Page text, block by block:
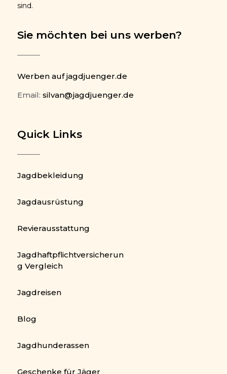
sind.
Sie möchten bei uns werben?
Werben auf jagdjuenger.de
Email: silvan@jagdjuenger.de
Quick Links
Jagdbekleidung
Jagdausrüstung
Revierausstattung
Jagdhaftpflichtversicherun
g Vergleich
Jagdreisen
Blog
Jagdhunderassen
Geschenke für Jäger